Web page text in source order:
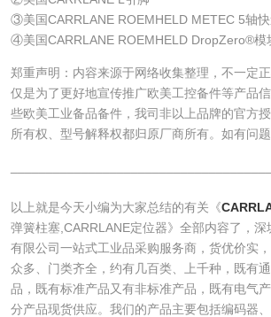
③美国CARRLANE ROEMHELD METEC 5轴
④美国CARRLANE ROEMHELD DropZero®模
郑重声明：内容来源于网络收集整理，不一定
仅是为了更好地宣传推广欧美工控备件等产品
些欧美工业备品备件，我司非以上品牌的官方
所有权、型号解释权都归原厂商所有。如有问题
以上就是今天小编为大家总结的有关《
弹簧柱塞,CARRLANE定位器》全部内容了，深
有限公司一站式工业品采购服务商，货优价实
众多、门类齐全，约有几百类、上千种，既有
品，既有标准产品又有非标准产品，既有电气
分产品现货供应。我们的产品主要包括编码器